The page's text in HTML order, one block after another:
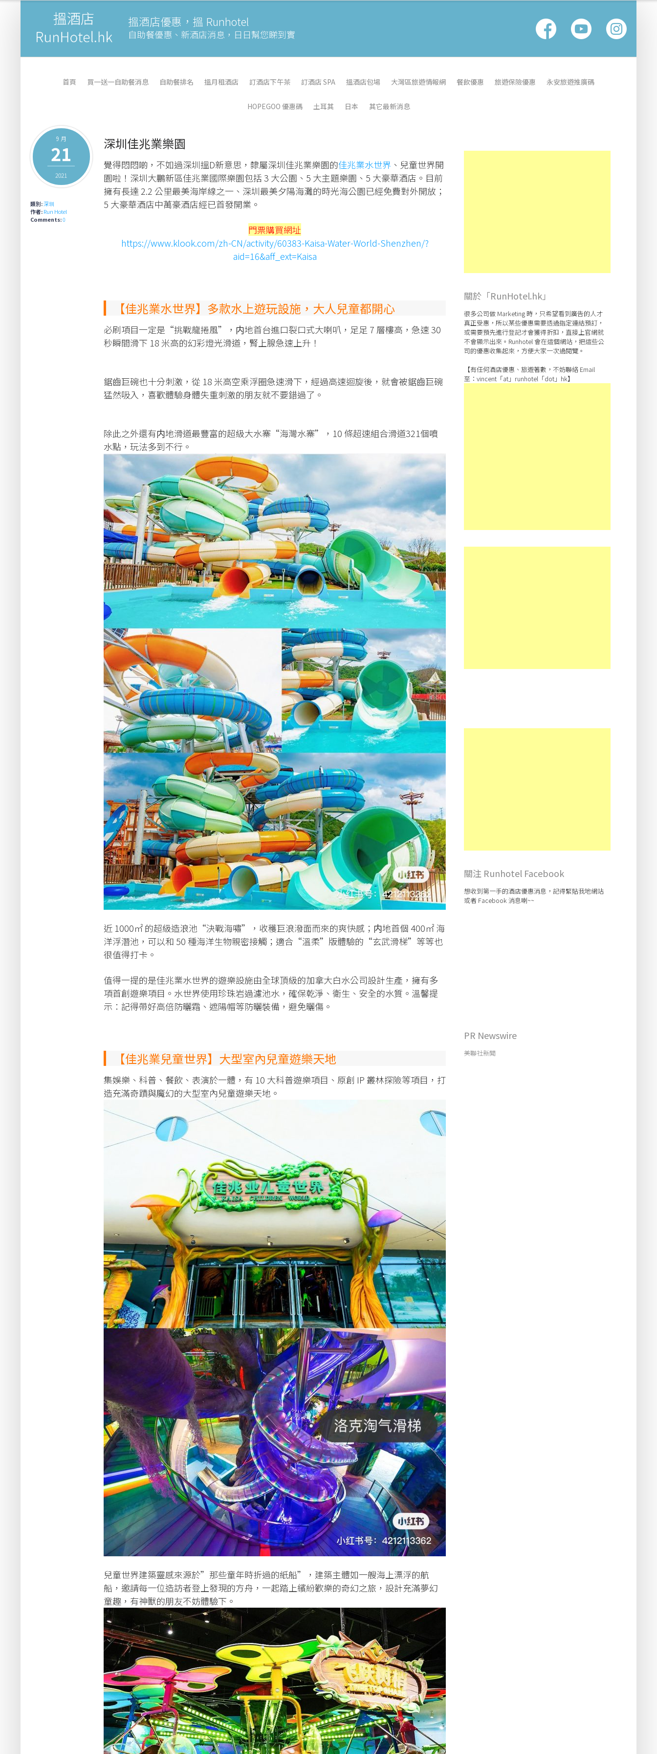
搵酒店優惠，搵 Runhotel
自助餐優惠、新酒店消息， 日日幫您睇到實
首頁 買一送一自助餐消息 自助餐排名 搵月租酒店 訂酒店下午茶 訂酒店 SPA 搵酒店包場 大灣區旅遊情報網 餐飲優惠 旅遊保險優惠 永安旅遊推廣碼
HOPEGOO 優惠碼 土耳其 日本 其它最新消息
9 月
21
2021
類別:深圳
作者:Run Hotel
Comments:0
深圳佳兆業樂園
覺得悶悶啲，不如過深圳搵D新意思，隸屬深圳佳兆業樂園的佳兆業水世界 、兒童世界開
園啦！深圳大鵬新區佳兆業國際樂園包括 3 大公園、5 大主題樂園、5 大豪華酒店。目前
擁有長達 2.2 公里最美海岸線之一、深圳最美夕陽海灘的時光海公園已經免費對外開放；
5 大豪華酒店中萬豪酒店經已首發開業。
門票購買網址
https://www.klook.com/zh-CN/activity/60383-Kaisa-Water-World-Shenzhen/?
aid=16&aff_ext=Kaisa
【佳兆業水世界】多款水上遊玩設施，大人兒童都開心
必刷項目一定是“挑戰龍捲風”，内地首台進口裂口式大喇叭，足足 7 層樓高，急速 30
秒瞬間滑下 18 米高的幻彩燈光滑道，腎上腺急速上升！
鋸齒巨碗也十分刺激，從 18 米高空乘浮圈急速滑下，經過高速迴旋後，就會被鋸齒巨碗
猛然吸入，喜歡體驗身體失重刺激的朋友就不要錯過了。
除此之外還有内地滑道最豐富的超級大水寨“海灣水寨”，10 條超速組合滑道321個噴
水點，玩法多到不行。
近 1000㎡ 的超級造浪池“決戰海嘯”，收穫巨浪潑面而來的爽快感；内地首個 400㎡ 海
洋浮潛池，可以和 50 種海洋生物親密接觸；適合“溫柔”版體驗的“玄武滑梯”等等也
很值得打卡。
值得一提的是佳兆業水世界的遊樂設施由全球頂級的加拿大白水公司設計生產，擁有多
項首創遊樂項目。水世界使用珍珠岩過濾池水，確保乾淨、衛生、安全的水質。溫馨提
示：記得帶好高倍防曬霜、遮陽帽等防曬裝備，避免曬傷。
【佳兆業兒童世界】大型室內兒童遊樂天地
集娛樂、科普、餐飲、表演於一體，有 10 大科普遊樂項目、原創 IP 叢林探險等項目，打
造充滿奇蹟與魔幻的大型室內兒童遊樂天地。
兒童世界建築靈感來源於”那些童年時折過的紙船”，建築主體如一艘海上漂浮的航
船，邀請每一位造訪者登上發現的方舟，一起踏上繽紛歡樂的奇幻之旅，設計充滿夢幻
童趣，有神獸的朋友不妨體驗下。
關於「RunHotel.hk」
很多公司做 Marketing 時，只希望看到廣告的人才
真正受惠，所以某些優惠需要透過指定連結預訂，
或需要預先進行登記才會獲得折扣，直接上官網就
不會顯示出來。Runhotel 會在這個網站，把這些公
司的優惠收集起來，方便大家一次過閱覽。
【有任何酒店優惠、旅遊著數，不妨聯絡 Email
至：vincent「at」runhotel「dot」hk】
關注 Runhotel Facebook
想收到第一手的酒店優惠消息，記得緊貼我地網站
或者 Facebook 消息喇~~
PR Newswire
美聯社新聞